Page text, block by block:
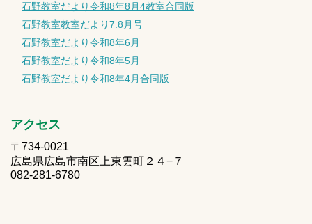
石野教室だより令和8年8月4教室合同版
石野教室教室だより7.8月号
石野教室だより令和8年6月
石野教室だより令和8年5月
石野教室だより令和8年4月合同版
アクセス
〒734-0021
広島県広島市南区上東雲町２４−７
082-281-6780